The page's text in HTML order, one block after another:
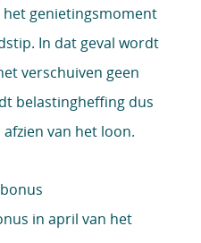
het genietingsmoment
In dat geval wordt
verschuiven geen
belastingheffing dus
van het loon.
in april van het